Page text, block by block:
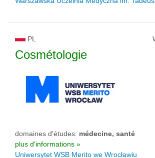
PL
Cosmétologie
domaines d'études: médecine, santé
plus d'informations »
Uniwersytet WSB Merito we Wrocławiu